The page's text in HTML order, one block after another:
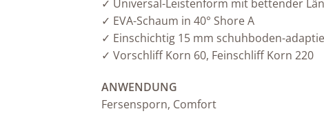
✓ Universal-Leistenform mit bettender
✓ EVA-Schaum in 40° Shore A
✓ Einschichtig 15 mm schuhboden-
✓ Vorschliff Korn 60, Feinschliff Korn 220
ANWENDUNG
Fersensporn, Comfort